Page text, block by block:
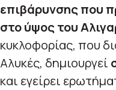
επιβάρυνσης που
στο ύψος του
κυκλοφορίας, που
Αλυκές, δημιουργεί
και εγείρει